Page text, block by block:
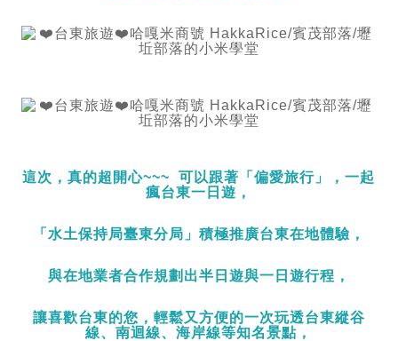
這次，真的超開心~~~ 可以跟著「偏愛旅行」，一起
瘋台東一日遊，
「 水土保持局臺東分局 」 積極推廣台東在地體驗，
與在地業者合作規劃出半日遊與一日遊行程，
讓喜歡台東的您，輕鬆又方便的一次玩透台東縱谷
線、南迴線、海岸線等知名景點，